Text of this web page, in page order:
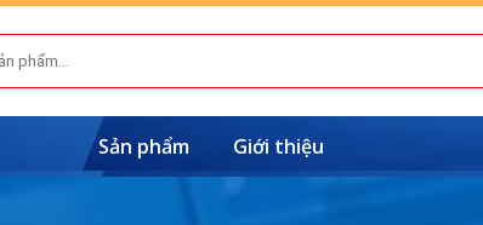
Sản phẩm Giới thiệu